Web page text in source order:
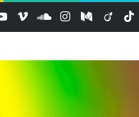
YouTube
VimeoSoundCloud
InstagramMedium